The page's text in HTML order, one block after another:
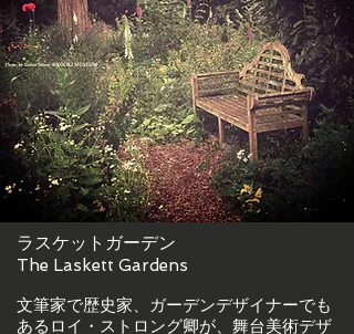
ラスケットガーデン
The Laskett Gardens
文筆家で歴史家、ガーデンデザイナーでも
あるロイ・ストロング卿が、舞台美術デザ